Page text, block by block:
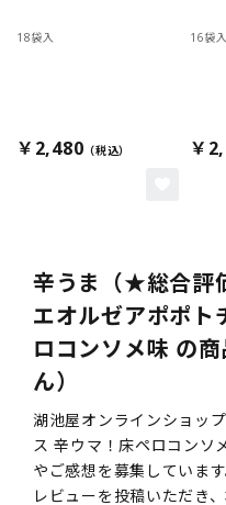
18袋入
￥2,480
16袋入
￥
辛うま（★総合評
エオルゼアポポト
ロコンソメ味 の
ん）
湖池屋オンラインショッ
ス 辛ウマ！床ペロコンソ
やご感想を募集しています
レビューを投稿いただき